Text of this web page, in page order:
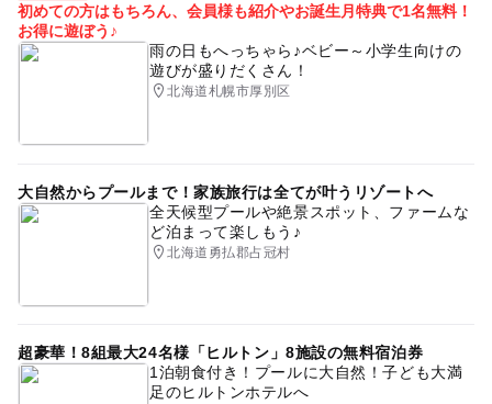
初めての方はもちろん、会員様も紹介やお誕生月特典で1名無料！
お得に遊ぼう♪
雨の日もへっちゃら♪ベビー～小学生向けの
遊びが盛りだくさん！
北海道札幌市厚別区
大自然からプールまで！家族旅行は全てが叶うリゾートへ
全天候型プールや絶景スポット、ファームな
ど泊まって楽しもう♪
北海道勇払郡占冠村
超豪華！8組最大24名様「ヒルトン」8施設の無料宿泊券
1泊朝食付き！プールに大自然！子ども大満
足のヒルトンホテルへ